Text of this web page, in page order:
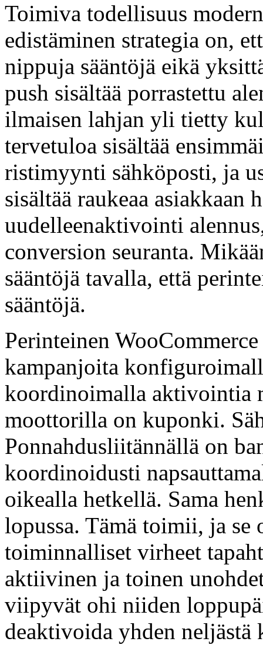
Toimiva todellisuus
edistäminen strategia on,
nippuja sääntöjä eikä
push sisältää porrastettu
ilmaisen lahjan yli tietty
tervetuloa sisältää
ristimyynti sähköposti, ja
sisältää raukeaa asiakkaan
uudelleenaktivointi
conversion seuranta.
sääntöjä tavalla, että
sääntöjä.
Perinteinen
kampanjoita
koordinoimalla aktivointia
moottorilla on kuponki.
Ponnahdusliitännällä on
koordinoidusti
oikealla hetkellä. Sama
lopussa. Tämä toimii, ja se
toiminnalliset virheet
aktiivinen ja toinen
viipyvät ohi niiden
deaktivoida yhden neljästä